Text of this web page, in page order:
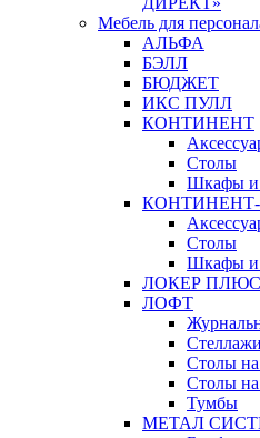
Мебель для
АЛЬФА
БЭЛЛ
БЮДЖЕТ
ИКС ПУЛЛ
КОНТИНЕНТ
Столы
Шкафы и
Столы
Шкафы и
ЛОКЕР ПЛЮС
ЛОФТ
Стеллажи
Столы
Столы
Тумбы
МЕТАЛ